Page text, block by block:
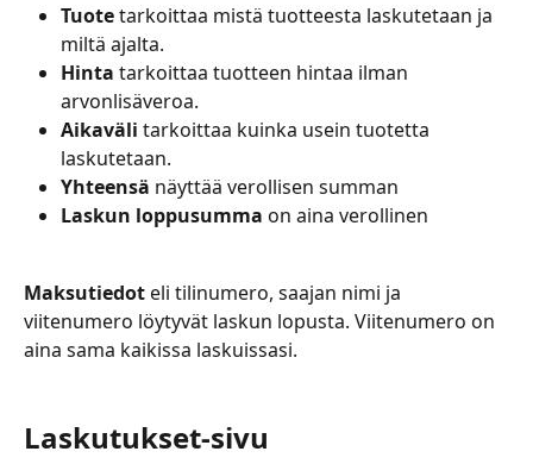
Tuote tarkoittaa mistä tuotteesta laskutetaan ja
miltä ajalta.
Hinta tarkoittaa tuotteen hintaa ilman
arvonlisäveroa.
Aikaväli tarkoittaa kuinka usein tuotetta
laskutetaan.
Yhteensä näyttää verollisen summan
Laskun loppusumma on aina verollinen
Maksutiedot eli tilinumero, saajan nimi ja
viitenumero löytyvät laskun lopusta. Viitenumero on
aina sama kaikissa laskuissasi.
Laskutukset-sivu